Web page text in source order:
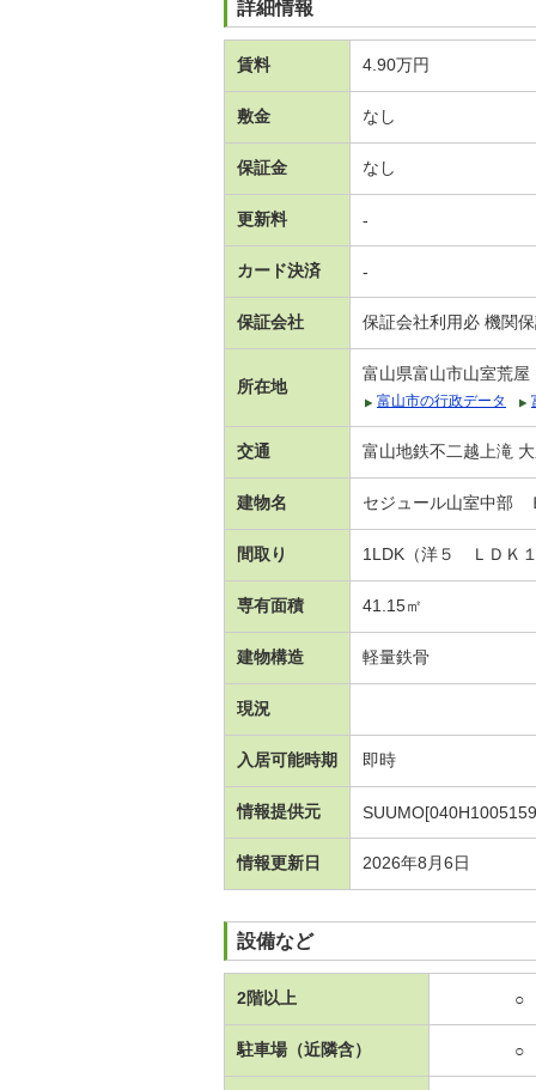
詳細情報
賃料 4.90万円
敷金 なし
保証金 なし
更新料 -
カード決済 -
保証会社 保証会社利用必 機関
所在地
富山県富山市山室荒屋
富山市の行政データ
交通 富山地鉄不二越上滝
建物名 セジュール山室中部
間取り 1LDK（洋５ ＬＤＫ
専有面積 41.15㎡
建物構造 軽量鉄骨
現況
入居可能時期 即時
情報提供元
情報更新日 2026年8月6日
設備など
2階以上 ○
駐車場（近隣含） ○